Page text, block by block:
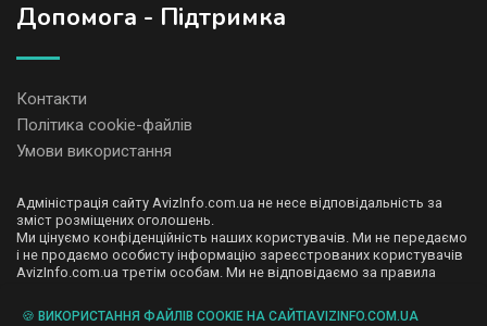
Допомога - Підтримка
Контакти
Політика cookie-файлів
Умови використання
Адміністрація сайту AvizInfo.com.ua не несе відповідальність за
зміст розміщених оголошень.
Ми цінуємо конфіденційність наших користувачів. Ми не передаємо
і не продаємо особисту інформацію зареєстрованих користувачів
AvizInfo.com.ua третім особам. Ми не відповідаємо за правила
деяких сторінках нашого сайту представлена реклама Google
🍪 ВИКОРИСТАННЯ ФАЙЛІВ COOKIE НА САЙТІAVIZINFO.COM.UA